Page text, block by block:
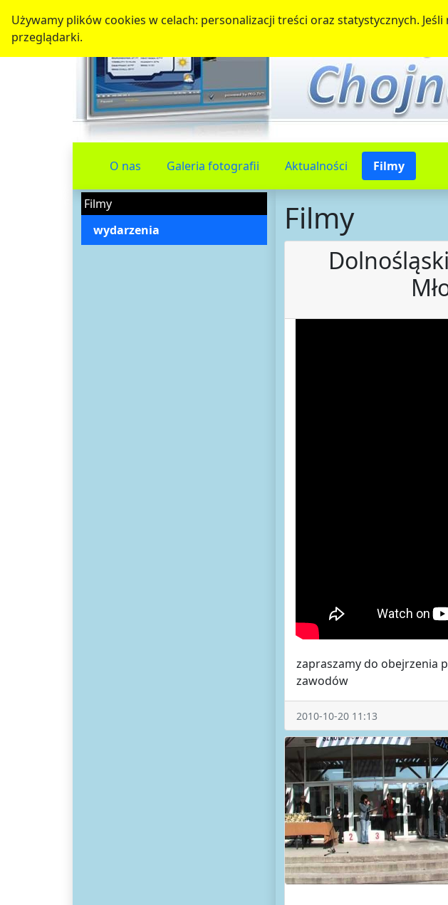
Używamy plików cookies w celach: personalizacji treści oraz statystycznych.
przeglądarki.
O nas Galeria fotografii Aktualności Filmy
Filmy
wydarzenia
Filmy
zapraszamy do obejrzenia
zawodów
2010-10-20 11:13